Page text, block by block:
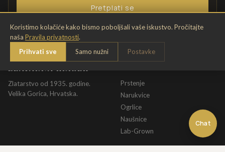
Chat
Koristimo kolačiće kako bismo poboljšali vaše iskustvo. Pročitajte
naša Pravila privatnosti.
Prihvati sve
Samo nužni Postavke
Pretplati se
Zlatarstvo od 1935. godine.
Velika Gorica, Hrvatska.
Prstenje
Narukvice
Ogrlice
Naušnice
Lab-Grown